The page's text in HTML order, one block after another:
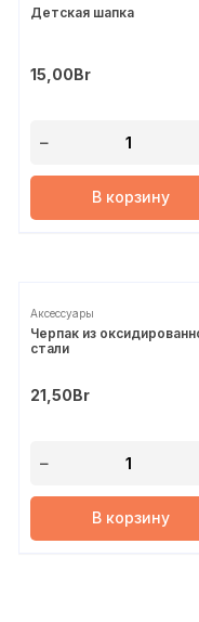
Детская шапка
15,00Br
В корзину
Аксессуары
Черпак из
стали
21,50Br
В корзину